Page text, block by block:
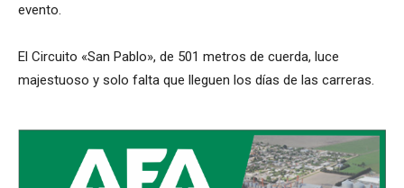
evento.
El Circuito «San Pablo», de 501 metros de cuerda, luce
majestuoso y solo falta que lleguen los días de las carreras.